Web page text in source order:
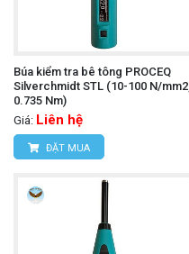
Búa kiểm tra bê tông PROCEQ
Silverchmidt STL (10-100 N/mm2,
0.735 Nm)
Giá: Liên hệ
ĐẶT MUA